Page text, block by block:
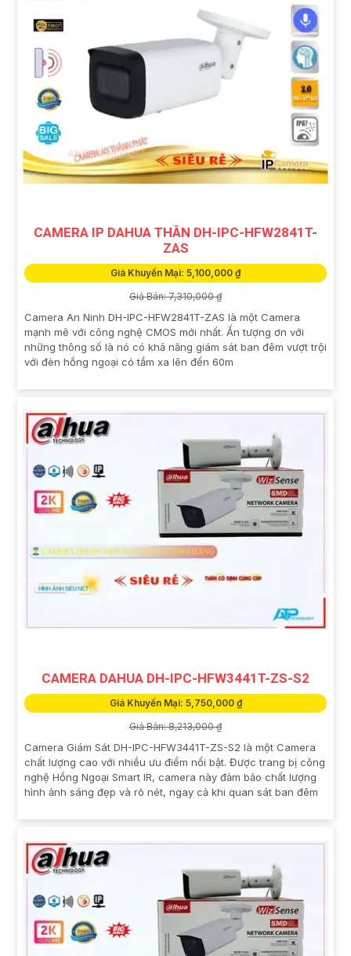
CAMERA IP DAHUA THÂN DH-IPC-HFW2841T-
ZAS
Giá Khuyến Mại: 5,100,000 ₫
Giá Bán: 7,310,000 ₫
Camera An Ninh DH-IPC-HFW2841T-ZAS là một Camera
mạnh mẽ với công nghệ CMOS mới nhất. Ấn tượng ơn với
những thông số là nó có khả năng giám sát ban đêm vượt trội
với đèn hồng ngoại có tầm xa lên đến 60m
CAMERA DAHUA DH-IPC-HFW3441T-ZS-S2
Giá Khuyến Mại: 5,750,000 ₫
Giá Bán: 8,213,000 ₫
Camera Giám Sát DH-IPC-HFW3441T-ZS-S2 là một Camera
chất lượng cao với nhiều ưu điểm nổi bật. Được trang bị công
nghệ Hồng Ngoại Smart IR, camera này đảm bảo chất lượng
hình ảnh sáng đẹp và rõ nét, ngay cả khi quan sát ban đêm